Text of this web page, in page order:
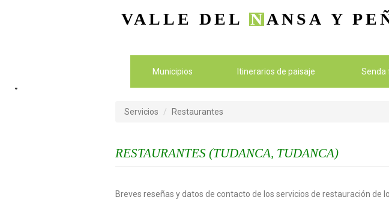
VALLE DEL NANSA Y
Municipios Itinerarios de paisaje Senda
Servicios Restaurantes
RESTAURANTES (TUDANCA, TUDANCA)
Breves reseñas y datos de contacto de los servicios de restauración de